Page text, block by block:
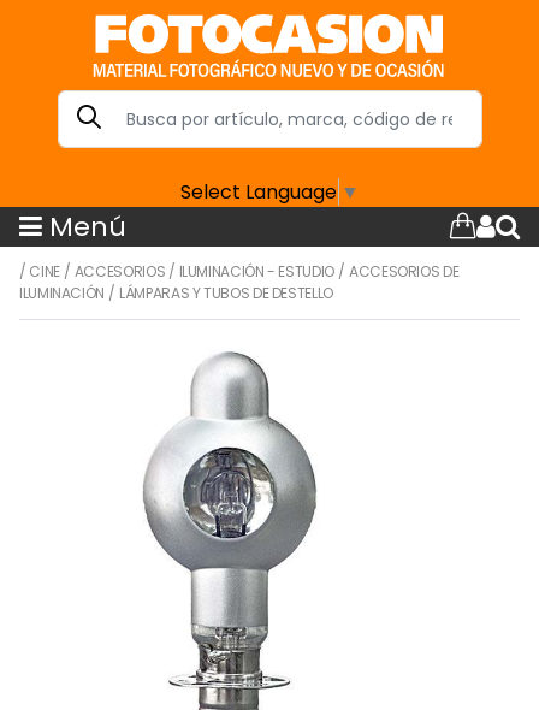
Select Language ▼
Menú
/ CINE/ ACCESORIOS / ILUMINACIÓN - ESTUDIO/ ACCESORIOS DE
ILUMINACIÓN / LÁMPARAS Y TUBOS DE DESTELLO